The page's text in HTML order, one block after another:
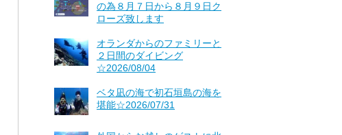
の為８月７日から８月９日ク
ローズ致します
オランダからのファミリーと
２日間のダイビング
☆2026/08/04
ベタ凪の海で初石垣島の海を
堪能☆2026/07/31